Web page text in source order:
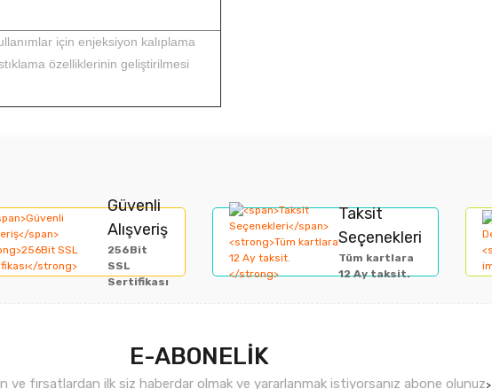
için enjeksiyon kalıplama
özelliklerinin geliştirilmesi
Bu ürüne ilk yorumu siz yapın!
Güvenli
Alışveriş
256Bit
SSL
Sertifikası
Taksit
Seçenekleri
Tüm kartlara
12 Ay taksit.
E-ABONELİK
ve fırsatlardan ilk siz haberdar olmak ve yararlanmak istiyorsanız abone olunuz>